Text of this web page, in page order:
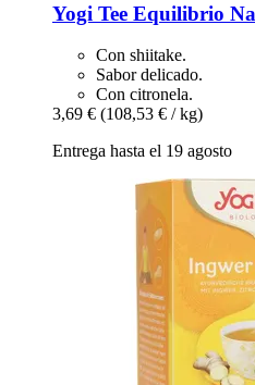
Yogi Tee Equilibrio
Con shiitake.
Sabor delicado.
Con citronela.
3,69 € (108,53 € / kg)
Entrega hasta el 19 agosto